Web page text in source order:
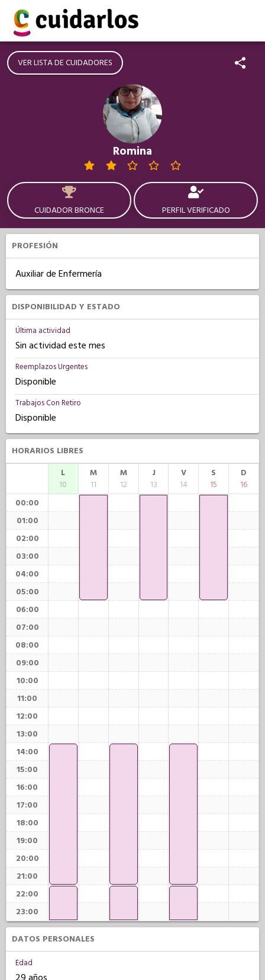
VER LISTA DE CUIDADORES
Romina
CUIDADOR BRONCE PERFIL VERIFICADO
PROFESIÓN
Auxiliar de Enfermería
DISPONIBILIDAD Y ESTADO
Última actividad
Sin actividad este mes
Reemplazos Urgentes
Disponible
Trabajos Con Retiro
Disponible
HORARIOS LIBRES
L
10
M
11
M
12
J
13
V
14
S
15
D
16
00:00
01:00
02:00
03:00
04:00
05:00
06:00
07:00
08:00
09:00
10:00
11:00
12:00
13:00
14:00
15:00
16:00
17:00
18:00
19:00
20:00
21:00
22:00
23:00
DATOS PERSONALES
Edad